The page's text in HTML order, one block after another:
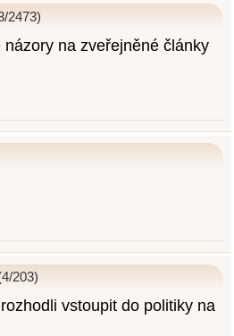
2473)
na zveřejněné články
203)
vstoupit do politiky na